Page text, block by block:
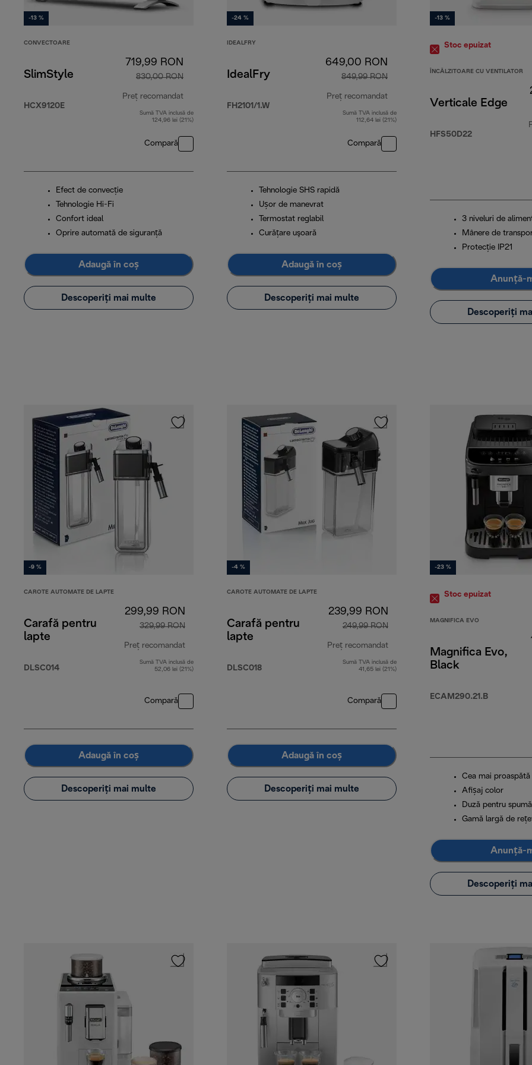
-13 %
CONVECTOARE
SlimStyle
HCX9120E
719,99 RON
830,00 RON
Preț recomandat
preț inițial 830,00 RON
Sumă TVA inclusă de
124,96 lei (21%)
Compară
Efect de convecție
Tehnologie Hi-Fi
Confort ideal
Oprire automată de siguranță
Adaugă în coș
Descoperiți mai multe
-24 %
IDEALFRY
IdealFry
FH2101/1.W
649,00 RON
849,99 RON
Preț recomandat
preț inițial 849,99 RON
Sumă TVA inclusă de
112,64 lei (21%)
Compară
Tehnologie SHS rapidă
Ușor de manevrat
Termostat reglabil
Curăţare uşoară
Adaugă în coș
Descoperiți mai multe
-13 %
Stoc epuizat
ÎNCĂLZITOARE CU VENTILATOR
Verticale Edge
HFS50D22
3 niveluri de
Mânere de
Protecție IP21
Anunță-
Descoperiți
-9 %
CAROTE AUTOMATE DE LAPTE
Carafă pentru
lapte
DLSC014
299,99 RON
329,99 RON
Preț recomandat
preț inițial 329,99 RON
Sumă TVA inclusă de
52,06 lei (21%)
Compară
Adaugă în coș
Descoperiți mai multe
-4 %
CAROTE AUTOMATE DE LAPTE
Carafă pentru
lapte
DLSC018
239,99 RON
249,99 RON
Preț recomandat
preț inițial 249,99 RON
Sumă TVA inclusă de
41,65 lei (21%)
Compară
Adaugă în coș
Descoperiți mai multe
-23 %
Stoc epuizat
MAGNIFICA EVO
Magnifica Evo,
Black
ECAM290.21.B
Cea mai proaspătă
Afișaj color
Duză pentru
Gamă largă de
Anunță-
Descoperiți